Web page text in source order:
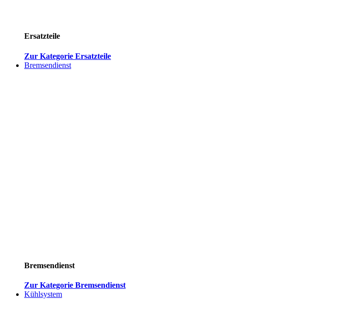
Ersatzteile
Zur Kategorie Ersatzteile
Bremsendienst
Bremsendienst
Zur Kategorie Bremsendienst
Kühlsystem